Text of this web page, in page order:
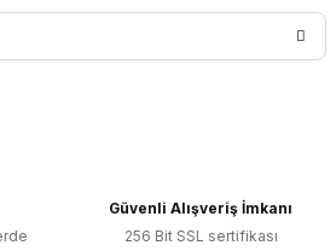
ilk yorumu siz yapın!
veya görüntülenemiyor.
Güvenli Alışveriş İmkanı
256 Bit SSL sertifikası